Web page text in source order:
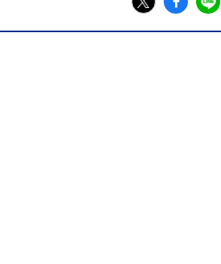
X
Fac LIN